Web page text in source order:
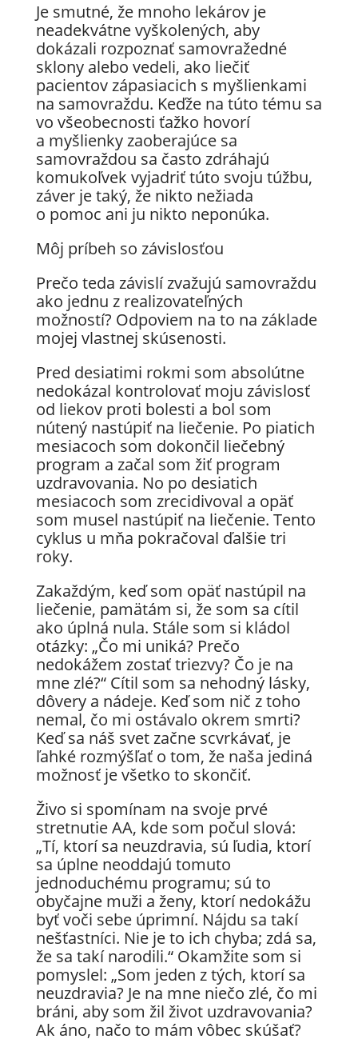
Je smutné, že mnoho lekárov je
neadekvátne vyškolených, aby
dokázali rozpoznať samovražedné
sklony alebo vedeli, ako liečiť
pacientov zápasiacich s myšlienkami
na samovraždu. Keďže na túto tému sa
vo všeobecnosti ťažko hovorí
a myšlienky zaoberajúce sa
samovraždou sa často zdráhajú
komukoľvek vyjadriť túto svoju túžbu,
záver je taký, že nikto nežiada
o pomoc ani ju nikto neponúka.
Môj príbeh so závislosťou
Prečo teda závislí zvažujú samovraždu
ako jednu z realizovateľných
možností? Odpoviem na to na základe
mojej vlastnej skúsenosti.
Pred desiatimi rokmi som absolútne
nedokázal kontrolovať moju závislosť
od liekov proti bolesti a bol som
nútený nastúpiť na liečenie. Po piatich
mesiacoch som dokončil liečebný
program a začal som žiť program
uzdravovania. No po desiatich
mesiacoch som zrecidivoval a opäť
som musel nastúpiť na liečenie. Tento
cyklus u mňa pokračoval ďalšie tri
roky.
Zakaždým, keď som opäť nastúpil na
liečenie, pamätám si, že som sa cítil
ako úplná nula. Stále som si kládol
otázky: „Čo mi uniká? Prečo
nedokážem zostať triezvy? Čo je na
mne zlé?“ Cítil som sa nehodný lásky,
dôvery a nádeje. Keď som nič z toho
nemal, čo mi ostávalo okrem smrti?
Keď sa náš svet začne scvrkávať, je
ľahké rozmýšľať o tom, že naša jediná
možnosť je všetko to skončiť.
Živo si spomínam na svoje prvé
stretnutie AA, kde som počul slová:
„Tí, ktorí sa neuzdravia, sú ľudia, ktorí
sa úplne neoddajú tomuto
jednoduchému programu; sú to
obyčajne muži a ženy, ktorí nedokážu
byť voči sebe úprimní. Nájdu sa takí
nešťastníci. Nie je to ich chyba; zdá sa,
že sa takí narodili.“ Okamžite som si
pomyslel: „Som jeden z tých, ktorí sa
neuzdravia? Je na mne niečo zlé, čo mi
bráni, aby som žil život uzdravovania?
Ak áno, načo to mám vôbec skúšať?